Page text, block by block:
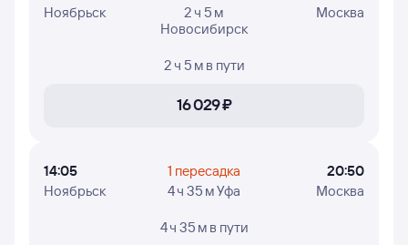
Ноябрьск
2 ч 5 м
Новосибирск
Москва
2 ч 5 м в пути
16 ⁠029 ⁠₽
14:05
Ноябрьск
1 пересадка
4 ч 35 м Уфа
20:50
Москва
4 ч 35 м в пути